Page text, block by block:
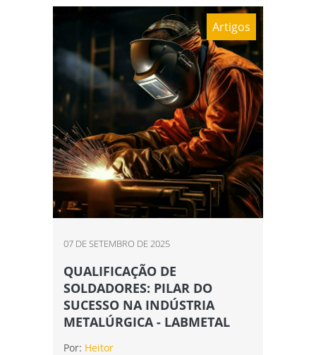
Artigos
07 DE SETEMBRO DE 2025
QUALIFICAÇÃO DE
SOLDADORES: PILAR DO
SUCESSO NA INDÚSTRIA
METALÚRGICA - LABMETAL
Por: Heitor